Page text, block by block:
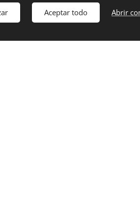
Correo: info@fuerteexplorer.com
Aceptar todo Abrir